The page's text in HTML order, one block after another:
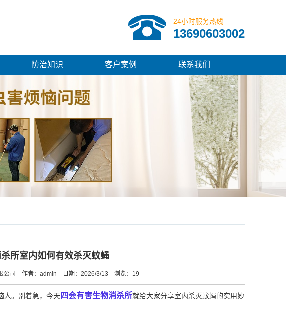
24小时服务热线
13690603002
防治知识 客户案例 联系我们
所室内如何有效杀灭蚊蝇
公司 作者：admin 日期：2026/3/13 浏览： 19
人。别着急，今天四会有害生物消杀所就给大家分享室内杀灭蚊蝇的实用妙